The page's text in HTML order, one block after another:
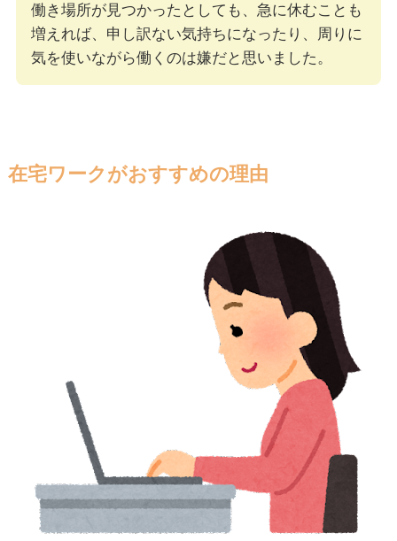
働き場所が見つかったとしても、急に休むことも
増えれば、申し訳ない気持ちになったり、周りに
気を使いながら働くのは嫌だと思いました。
在宅ワークがおすすめの理由